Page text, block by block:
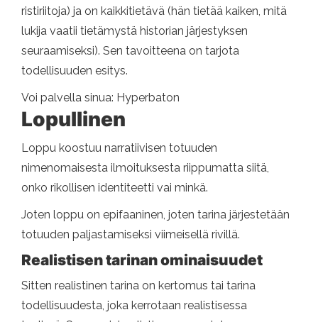
ristiriitoja) ja on kaikkitietävä (hän ​​tietää kaiken, mitä
lukija vaatii tietämystä historian järjestyksen
seuraamiseksi). Sen tavoitteena on tarjota
todellisuuden esitys.
Voi palvella sinua: Hyperbaton
Lopullinen
Loppu koostuu narratiivisen totuuden
nimenomaisesta ilmoituksesta riippumatta siitä,
onko rikollisen identiteetti vai minkä.
Joten loppu on epifaaninen, joten tarina järjestetään
totuuden paljastamiseksi viimeisellä rivillä.
Realistisen tarinan ominaisuudet
Sitten realistinen tarina on kertomus tai tarina
todellisuudesta, joka kerrotaan realistisessa